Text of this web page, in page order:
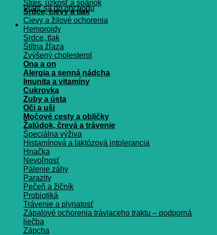
Vrátiť sa do obchodu
Stres, úzkosť a spánok
Srdce, cievy a tlak
Cievy a žilové ochorenia
Hemoroidy
Srdce, tlak
Štítna žľaza
Zvýšený cholesterol
Ona a on
Alergia a senná nádcha
Imunita a vitamíny
Cukrovka
Zuby a ústa
Oči a uši
Močové cesty a obličky
Žalúdok, črevá a trávenie
Špeciálna výživa
Histamínová a laktózová intolerancia
Hnačka
Nevoľnosť
Pálenie záhy
Parazity
Pečeň a žlčník
Probiotiká
Trávenie a plynatosť
Zápalové ochorenia tráviaceho traktu – podporná
liečba
Zápcha